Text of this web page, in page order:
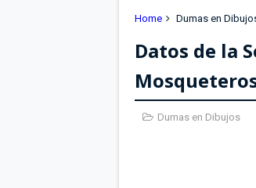
Home Dumas en
Datos de la
Dumas en Dibujos